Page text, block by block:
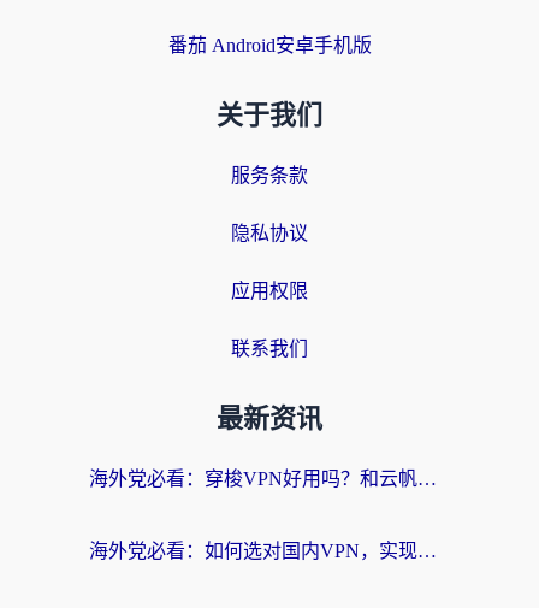
番茄 Android安卓手机版
关于我们
服务条款
隐私协议
应用权限
联系我们
最新资讯
海外党必看：穿梭VPN好用吗？和云帆VPN对比哪个回国效果更好？附真实测评+避坑指南
海外党必看：如何选对国内VPN，实现无缝访问国内资源？